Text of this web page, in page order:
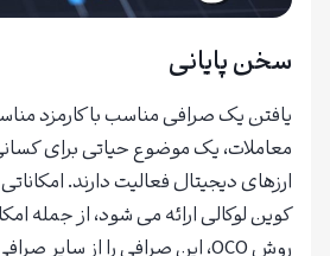
سخن پایانی
یافتن یک صرافی مناسب با کارمزد
معاملات، یک موضوع حیاتی برای
ارزهای دیجیتال فعالیت دارند.
کوین لوکالی ارائه می شود، از جمله